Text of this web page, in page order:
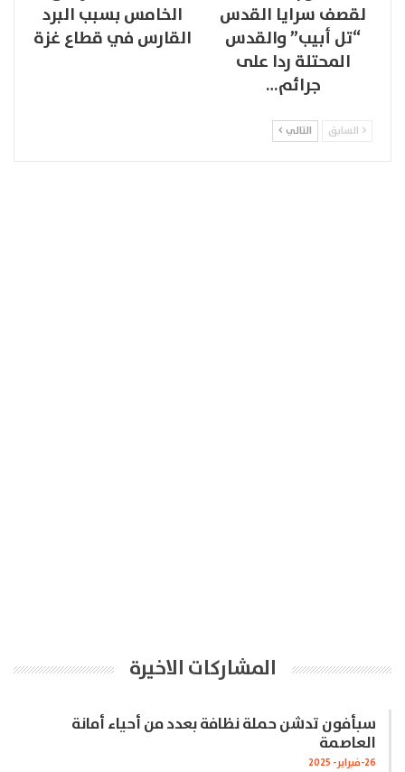
لقصف سرايا القدس
“تل أبيب” والقدس
المحتلة ردا على
جرائم…
الخامس بسبب البرد
القارس في قطاع غزة
السابق التالي
المشاركات الاخيرة
سبأفون تدشن حملة نظافة بعدد من أحياء أمانة
العاصمة
26-فبراير- 2025